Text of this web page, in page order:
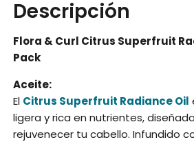
Descripción
Flora & Curl Citrus Superfruit
Pack
Aceite:
El Citrus Superfruit Radiance Oil
ligera y rica en nutrientes,
rejuvenecer tu cabello. Infundido